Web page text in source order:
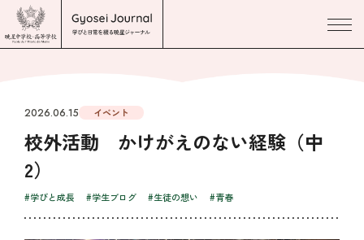
2026.06.15 イベント
校外活動 かけがえのない経験（中
2）
#学びと成長 #学生ブログ #生徒の想い #青春